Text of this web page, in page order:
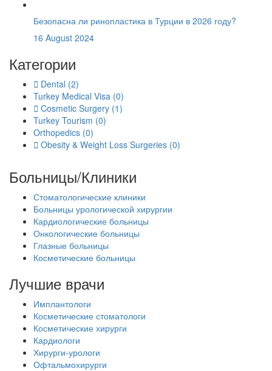
Безопасна ли ринопластика в Турции в 2026 году?
16 August 2024
Категории
Dental (2)
Turkey Medical Visa (0)
Cosmetic Surgery (1)
Turkey Tourism (0)
Orthopedics (0)
Obesity & Weight Loss Surgeries (0)
Больницы/Клиники
Стоматологические клиники
Больницы урологической хирургии
Кардиологические больницы
Онкологические больницы
Глазные больницы
Косметические больницы
Лучшие врачи
Имплантологи
Косметические стоматологи
Косметические хирурги
Кардиологи
Хирурги-урологи
Офтальмохирурги